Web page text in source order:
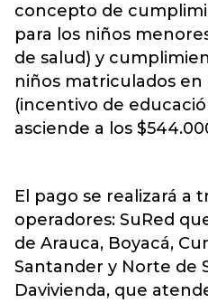
concepto de
para los niños
de salud) y
niños matriculados
(incentivo de
asciende a los
El pago se realizará a
operadores: SuRed
de Arauca, Boyacá,
Santander y Norte de
Davivienda, que